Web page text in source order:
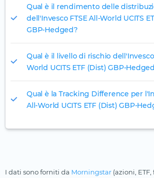
Qual è il rendimento delle
dell'Invesco FTSE All-World UCITS
GBP-Hedged?
Qual è il livello di rischio dell'Invesco
World UCITS ETF (Dist) GBP-
Qual è la Tracking Difference per
All-World UCITS ETF (Dist) GBP-
I dati sono forniti da Morningstar (azioni, ETF,